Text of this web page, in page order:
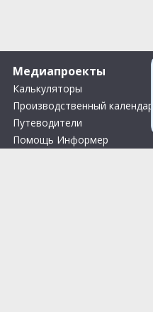
Медиапроекты
Калькуляторы
Производственный календарь
Путеводители
Помощь Информер